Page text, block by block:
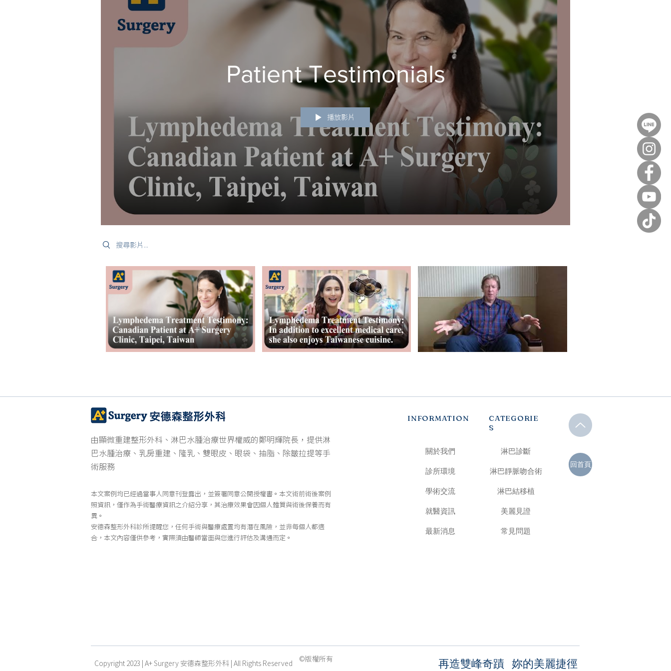
Patient Testimonials
播放影片
Search videos
由顯微重建整形外科、淋巴水腫治療世界權威的鄭明輝院長，提供淋
巴水腫治療、乳房重建、隆乳、雙眼皮、眼袋、抽脂、除皺拉提等手
術服務
本文案例均已經過當事人同意刊登露出，並簽署同意公開授權書。本文術前術後案例
照資訊，僅作為手術醫療資訊之介紹分享，其治療效果會因個人體質與術後保養而有
異。
安德森整形外科診所提醒您，任何手術與醫療處置均有潛在風險，並非每個人都適
合，本文內容僅供參考，實際須由醫師當面與您進行評估及溝通而定。
INFORMATION
關於我們
診所環境
學術交流
就醫資訊
最新消息
CATEGORIE
S
淋巴診斷
淋巴靜脈吻合術
淋巴結移植
美麗見證
常見問題
回首頁
Copyright 2023 | A+ Surgery 安德森整形外科 | All Rights Reserved 再造雙峰奇蹟 妳的美麗捷徑
©版權所有